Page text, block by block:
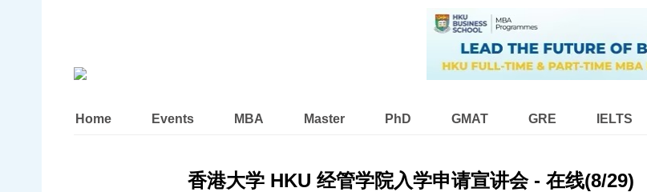
Home Events MBA Master PhD GMAT GRE IELTS
香港大学 HKU 经管学院入学申请宣讲会 - 在线(8/29)